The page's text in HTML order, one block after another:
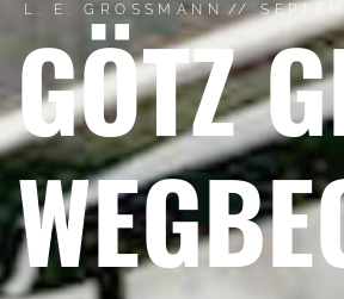
L. E. GROSSMANN //
GÖTZ